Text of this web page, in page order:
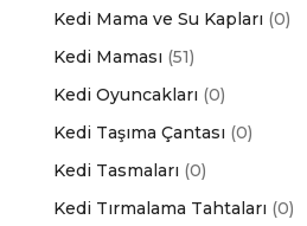
Kedi Mama ve Su Kapları (0)
Kedi Maması (51)
Kedi Oyuncakları (0)
Kedi Taşıma Çantası (0)
Kedi Tasmaları (0)
Kedi Tırmalama Tahtaları (0)